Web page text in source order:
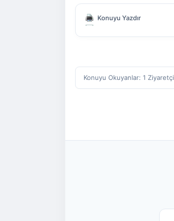
Konuyu Yazdır
Konuyu Okuyanlar: 1 Ziyaretçi